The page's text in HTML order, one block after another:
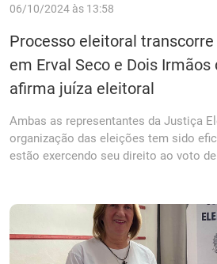
06/10/2024 às 13:58
Processo eleitoral
em Erval Seco e Dois Irmãos
afirma juíza eleitoral
Ambas as representantes da Justiça
organização das eleições tem sido
estão exercendo seu direito ao voto